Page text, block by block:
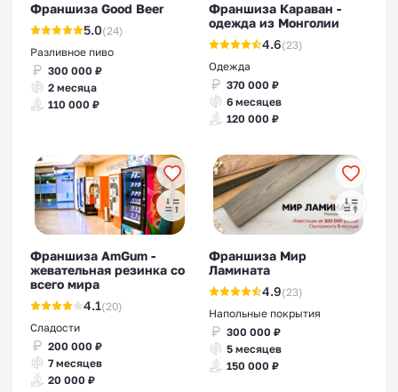
Франшиза Good Beer
5.0(24)
Разливное пиво
300 000 ₽
2 месяца
110 000 ₽
Франшиза Караван -
одежда из Монголии
4.6(23)
Одежда
370 000 ₽
6 месяцев
120 000 ₽
Франшиза AmGum -
жевательная резинка со
всего мира
4.1(20)
Сладости
200 000 ₽
7 месяцев
20 000 ₽
Франшиза Мир
Ламината
4.9(23)
Напольные покрытия
300 000 ₽
5 месяцев
150 000 ₽